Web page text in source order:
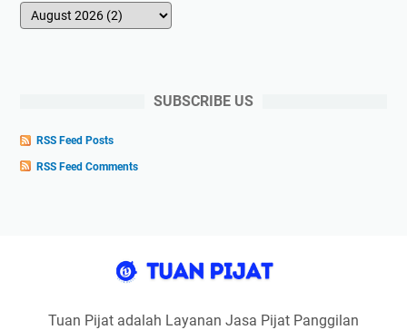
SUBSCRIBE US
RSS Feed Posts
RSS Feed Comments
Tuan Pijat adalah Layanan Jasa Pijat Panggilan